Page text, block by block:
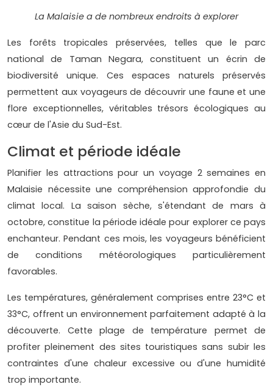
La Malaisie a de nombreux endroits à explorer
Les forêts tropicales préservées, telles que le parc
national de Taman Negara, constituent un écrin de
biodiversité unique. Ces espaces naturels préservés
permettent aux voyageurs de découvrir une faune et une
flore exceptionnelles, véritables trésors écologiques au
cœur de l'Asie du Sud-Est.
Climat et période idéale
Planifier les attractions pour un voyage 2 semaines en
Malaisie nécessite une compréhension approfondie du
climat local. La saison sèche, s'étendant de mars à
octobre, constitue la période idéale pour explorer ce pays
enchanteur. Pendant ces mois, les voyageurs bénéficient
de conditions météorologiques particulièrement
favorables.
Les températures, généralement comprises entre 23°C et
33°C, offrent un environnement parfaitement adapté à la
découverte. Cette plage de température permet de
profiter pleinement des sites touristiques sans subir les
contraintes d'une chaleur excessive ou d'une humidité
trop importante.